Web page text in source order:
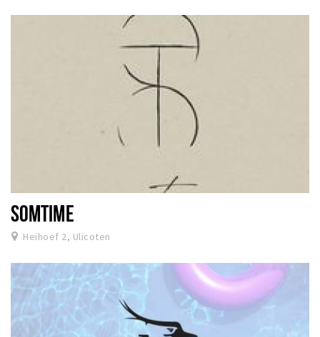
SOMTIME
Heihoef 2, Ulicoten